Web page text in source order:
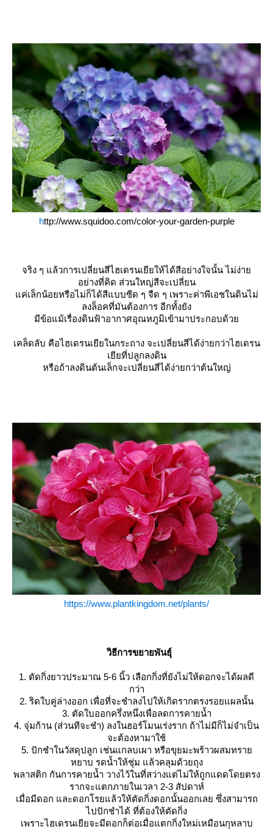
http://www.squidoo.com/color-your-garden-purple
จริง ๆ แล้วการเปลี่ยนสีไฮเดรนเยียให้ได้สีอย่างใจนั้น ไม่ง่า
อย่างที่คิด ส่วนใหญ่สีจะเปลี่ยน
ค่เล็กน้อยหรือไม่ก็ได้สีแบบซีด ๆ จืด ๆ เพราะค่าพีเอชในดินไม่
ลงล็อคที่มันต้องการ อีกทั้งยัง
มีข้อแม้เรื่องดินฟ้าอากาศอุณหภูมิเข้ามาประกอบด้ว
เคล็ดลับ คือไฮเดรนเยียในกระถาง จะเปลี่ยนสีได้ง่ายกว่าไฮเดรน
เยียที่ปลูกลงดิน
หรือถ้าลงดินต้นเล็กจะเปลี่ยนสีได้ง่ายกว่าต้นใหญ่
https://www.plantkingdom.net/plants/
วิธีการขยายพันธุ์
1. ตัดกิ่งยาวประมาณ 5-6 นิ้ว เลือกกิ่งที่ยังไม่ให้ดอกจะได้ผลดี
กว่า
2. ริดใบคู่ล่างออก เพื่อที่จะชำลงไปให้เกิดรากตรงรอยแผลนั้น
3. ตัดใบออกครึ่งหนึ่งเพื่อลดการคายน้ำ
4. จุ่มก้าน (ส่วนทีจะชำ) ลงในฮอร์โมนเร่งราก ถ้าไม่มีก็ไม่จำเป็น
จะต้องหามาใช้
5. ปักชำในวัสดุปลูก เช่นแกลบเผา หรือขุยมะพร้าวผสมทรา
หยาบ รดน้ำให้ชุ่ม แล้วคลุมด้วยถุง
พลาสติก กันการคายน้ำ วางไว้ในที่สว่างแต่ไม่ให้ถูกแดดโดยตรง
รากจะแตกภายในเวลา 2-3 สัปดาห์
เมื่อมีดอก และดอกโรยแล้วให้ตัดกิ่งดอกนั้นออกเลย ซึ่งสามารถ
ไปปักชำได้ ที่ต้องให้ตัดกิ่ง
เพราะไฮเดรนเยียจะมีดอกก็ต่อเมื่อแตกกิ่งใหม่เหมือนกุหลาบ